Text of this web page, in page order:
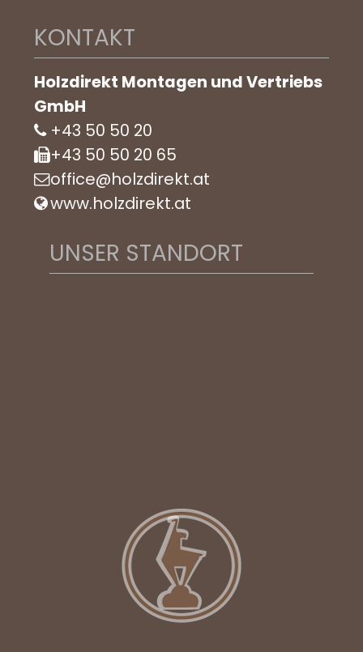
KONTAKT
Holzdirekt Montagen und Vertriebs
GmbH
+43 50 50 20
+43 50 50 20 65
office@holzdirekt.at
www.holzdirekt.at
UNSER STANDORT